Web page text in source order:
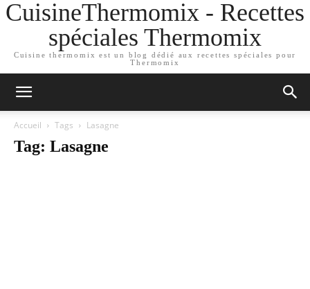
CuisineThermomix - Recettes
spéciales Thermomix
Cuisine thermomix est un blog dédié aux recettes spéciales pour
Thermomix
Accueil Tags Lasagne
Tag: Lasagne